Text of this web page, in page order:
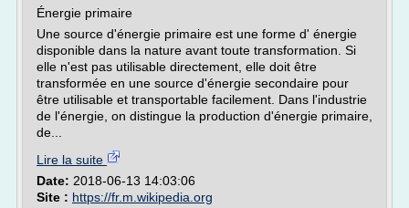
Énergie primaire
Une source d'énergie primaire est une forme d' énergie
disponible dans la nature avant toute transformation. Si
elle n'est pas utilisable directement, elle doit être
transformée en une source d'énergie secondaire pour
être utilisable et transportable facilement. Dans l'industrie
de l'énergie, on distingue la production d'énergie primaire,
de...
Lire la suite
Date: 2018-06-13 14:03:06
Site : https://fr.m.wikipedia.org